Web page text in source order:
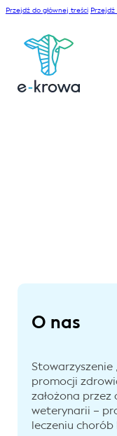
Przejdź do głównej treści
O nas
Stowarzyszenie
promocji
założona
weterynarii –
leczeniu chorób